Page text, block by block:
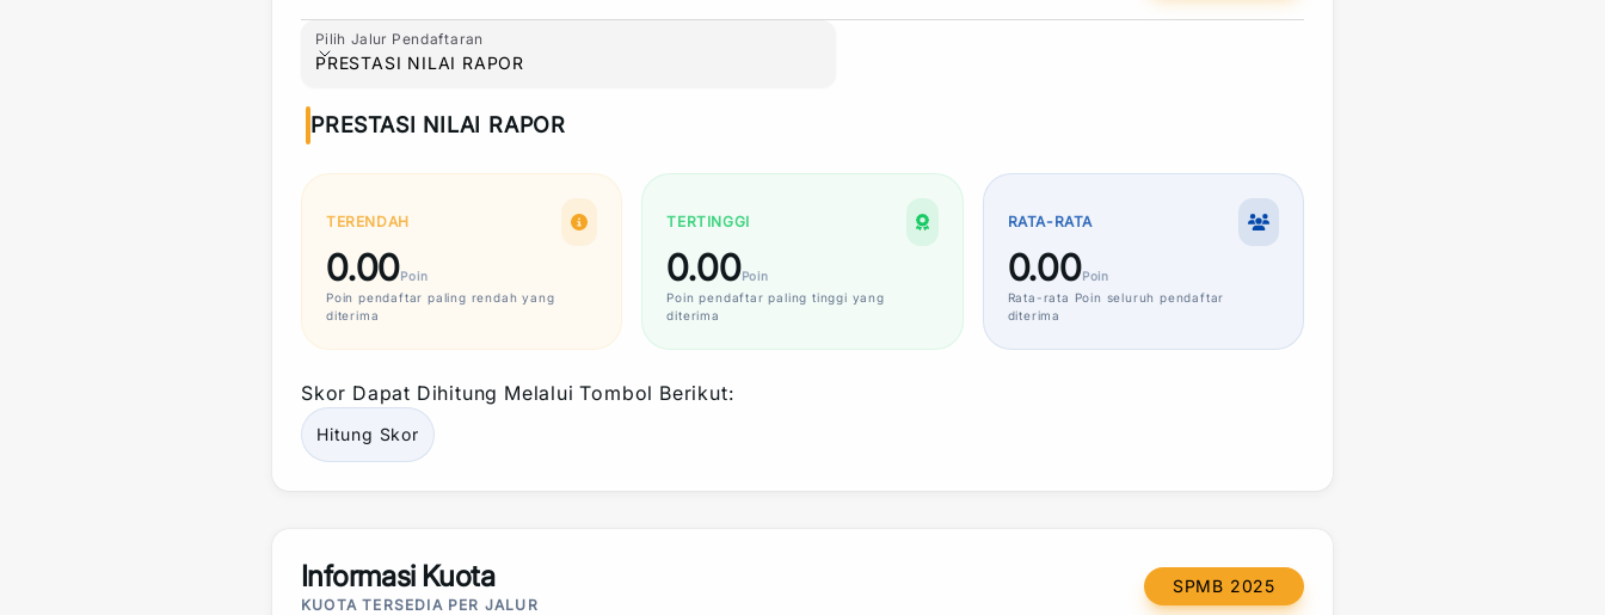
Pilih Jalur Pendaftaran
Pilih Jalur Pendaftaran
PRESTASI NILAI RAPOR
PRESTASI NILAI RAPOR
TERENDAH
0.00Poin
Poin pendaftar paling rendah yang
diterima
TERTINGGI
0.00Poin
Poin pendaftar paling tinggi yang
diterima
RATA-RATA
0.00Poin
Rata-rata Poin seluruh pendaftar
diterima
Skor Dapat Dihitung Melalui Tombol Berikut:
Hitung Skor
Informasi Kuota
KUOTA TERSEDIA PER JALUR
SPMB 2025